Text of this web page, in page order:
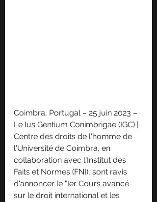
Coimbra, Portugal – 25 juin 2023 –
Le Ius Gentium Conimbrigae (IGC) |
Centre des droits de l'homme de
l'Université de Coimbra, en
collaboration avec l'Institut des
Faits et Normes (FNI), sont ravis
d'annoncer le "Ier Cours avancé
sur le droit international et les